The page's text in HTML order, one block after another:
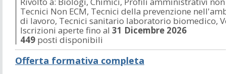
Tecnici Non ECM, Tecnici della prevenzione
di lavoro, Tecnici sanitario laboratorio biomedico,
Iscrizioni aperte fino al 31 Dicembre 2026
449 posti disponibili
Offerta formativa completa